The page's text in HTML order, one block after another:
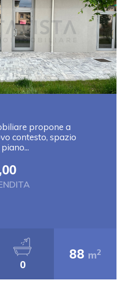
propone a
contesto, spazio
0
88 m2